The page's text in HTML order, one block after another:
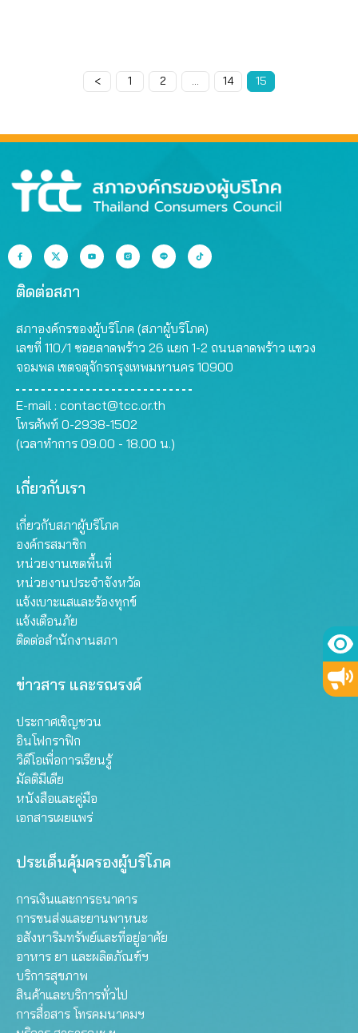
< Page
1 Page
2 … Page
14 Page
15
ติดต่อสภา
สภาองค์กรของผู้บริโภค (สภาผู้บริโภค)
เลขที่ 110/1 ซอยลาดพร้าว 26 แยก 1-2 ถนนลาดพร้าว แขวง
จอมพล เขตจตุจักรกรุงเทพมหานคร 10900
E-mail : contact@tcc.or.th
โทรศัพท์ 0-2938-1502
(เวลาทำการ 09.00 - 18.00 น.)
เกี่ยวกับเรา
เกี่ยวกับสภาผู้บริโภค
องค์กรสมาชิก
หน่วยงานเขตพื้นที่
หน่วยงานประจำจังหวัด
แจ้งเบาะแสและร้องทุกข์
แจ้งเตือนภัย
ติดต่อสำนักงานสภา
ข่าวสาร และรณรงค์
ประกาศเชิญชวน
อินโฟกราฟิก
วิดีโอเพื่อการเรียนรู้
มัลติมีเดีย
หนังสือและคู่มือ
เอกสารเผยแพร่
ประเด็นคุ้มครองผู้บริโภค
การเงินและการธนาคาร
การขนส่งและยานพาหนะ
อสังหาริมทรัพย์และที่อยู่อาศัย
อาหาร ยา และผลิตภัณฑ์ฯ
บริการสุขภาพ
สินค้าและบริการทั่วไป
การสื่อสาร โทรคมนาคมฯ